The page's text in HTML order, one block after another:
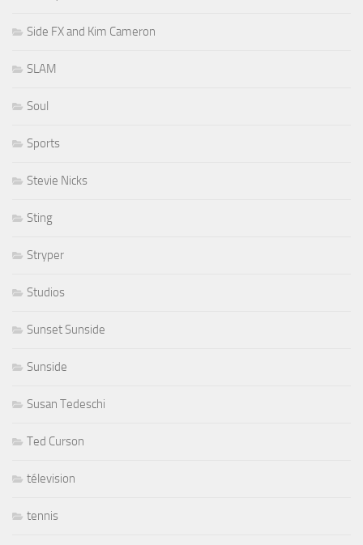
Side FX and Kim Cameron
SLAM
Soul
Sports
Stevie Nicks
Sting
Stryper
Studios
Sunset Sunside
Sunside
Susan Tedeschi
Ted Curson
télevision
tennis